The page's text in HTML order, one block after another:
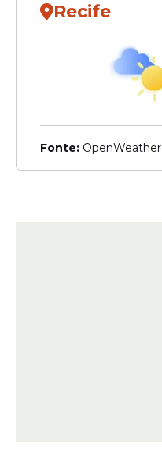
Recife
Fonte: OpenWeather